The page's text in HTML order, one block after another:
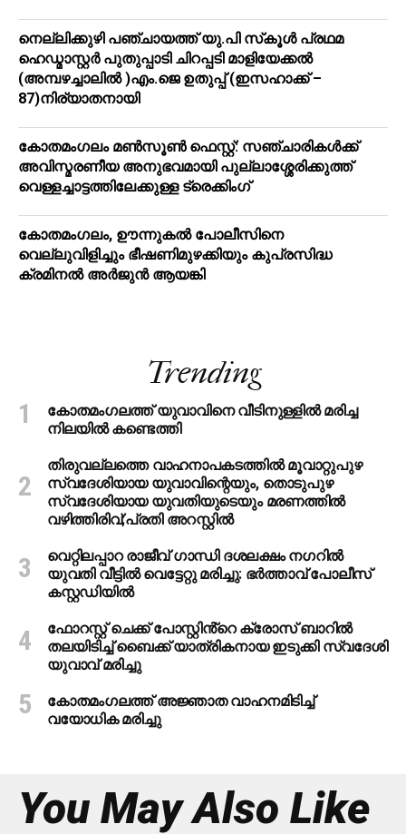
നെല്ലിക്കുഴി പഞ്ചായത്ത് യു.പി സ്‌കൂൾ പ്രഥമ
ഹെഡ്മാസ്റ്റർ പുതുപ്പാടി ചിറപ്പടി മാളിയേക്കൽ
(അമ്പഴച്ചാലിൽ )എം.ജെ ഉതുപ്പ് (ഇസഹാക്ക് –
87)നിര്യാതനായി
കോതമംഗലം മൺസൂൺ ഫെസ്റ്റ്: സഞ്ചാരികൾക്ക്
അവിസ്മരണീയ അനുഭവമായി പുല്ലാശ്ശേരിക്കുത്ത്
വെള്ളച്ചാട്ടത്തിലേക്കുള്ള ട്രെക്കിംഗ്
കോതമംഗലം, ഊന്നുകൽ പോലീസിനെ
വെല്ലുവിളിച്ചും ഭീഷണിമുഴക്കിയും കുപ്രസിദ്ധ
ക്രമിനല്‍ അര്‍ജുന്‍ ആയങ്കി
Trending
കോതമംഗലത്ത് യുവാവിനെ വീടിനുള്ളിൽ മരിച്ച
നിലയിൽ കണ്ടെത്തി
തിരുവല്ലത്തെ വാഹനാപകടത്തില്‍ മൂവാറ്റുപുഴ
സ്വദേശിയായ യുവാവിന്റെയും, തൊടുപുഴ
സ്വദേശിയായ യുവതിയുടെയും മരണത്തില്‍
വഴിത്തിരിവ്;പ്രതി അറസ്റ്റില്‍
വെറ്റിലപ്പാറ രാജീവ് ഗാന്ധി ദശലക്ഷം നഗറിൽ
യുവതി വീട്ടിൽ വെട്ടേറ്റു മരിച്ചു: ഭർത്താവ് പോലീസ്
കസ്റ്റഡിയിൽ
ഫോറസ്റ്റ് ചെക്ക് പോസ്റ്റിൻ്റെ ക്രോസ് ബാറില്‍
തലയിടിച്ച് ബൈക്ക് യാത്രികനായ ഇടുക്കി സ്വദേശി
യുവാവ് മരിച്ചു
കോതമംഗലത്ത് അജ്ഞാത വാഹനമിടിച്ച്
വയോധിക മരിച്ചു
You May Also Like